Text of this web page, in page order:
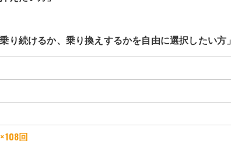
り続けるか、乗り換えするかを自由に選択したい方」
108回